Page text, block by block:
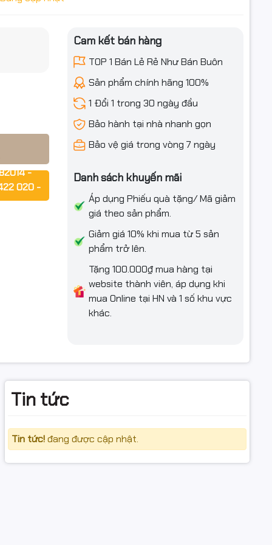
-
020 -
Cam kết bán hàng
TOP 1 Bán Lẻ Rẻ Như Bán Buôn
Sản phẩm chính hãng 100%
1 Đổi 1 trong 30 ngày đầu
Bảo hành tại nhà nhanh gọn
Bảo vệ giá trong vòng 7 ngày
Danh sách khuyến mãi
Áp dụng Phiếu quà tặng/ Mã giảm
giá theo sản phẩm.
Giảm giá 10% khi mua từ 5 sản
phẩm trở lên.
Tặng 100.000₫ mua hàng tại
website thành viên, áp dụng khi
mua Online tại HN và 1 số khu vực
khác.
Tin tức
Tin tức!đang được cập nhật.
lớn,
cho cơ
mòn